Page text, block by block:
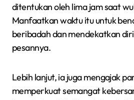
ditentukan oleh lima jam saat
Manfaatkan waktu itu untuk
beribadah dan mendekatkan
pesannya.
Lebih lanjut, ia juga mengajak
memperkuat semangat